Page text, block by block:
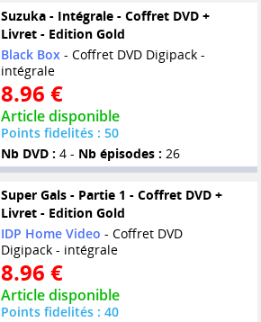
Suzuka - Intégrale - Coffret DVD +
Livret - Edition Gold
Black Box- Coffret DVD Digipack -
intégrale
8.96 €
Article disponible
Points fidelités : 50
Nb DVD : 4 - Nb épisodes : 26
Super Gals - Partie 1 - Coffret DVD +
Livret - Edition Gold
IDP Home Video - Coffret DVD
Digipack - intégrale
8.96 €
Article disponible
Points fidelités : 40